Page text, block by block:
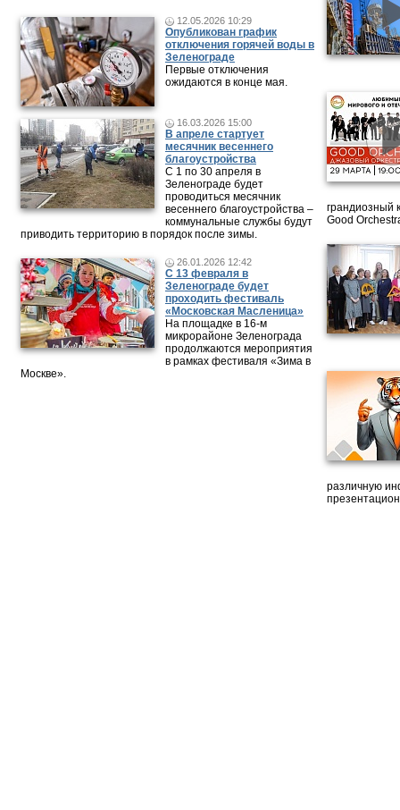
12.05.2026 10:29
Опубликован график
отключения горячей воды в
Зеленограде
Первые отключения
ожидаются в конце мая.
16.03.2026 15:00
В апреле стартует
месячник весеннего
благоустройства
С 1 по 30 апреля в
Зеленограде будет
проводиться месячник
весеннего благоустройства –
коммунальные службы будут
приводить территорию в порядок после зимы.
26.01.2026 12:42
С 13 февраля в
Зеленограде будет
проходить фестиваль
«Московская Масленица»
На площадке в 16-м
микрорайоне Зеленограда
продолжаются мероприятия
в рамках фестиваля «Зима в
Москве».
грандиозный
Good
различную